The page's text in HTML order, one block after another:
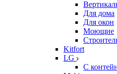
Для дома
Для окон
Моющие
Kitfort
LG
С